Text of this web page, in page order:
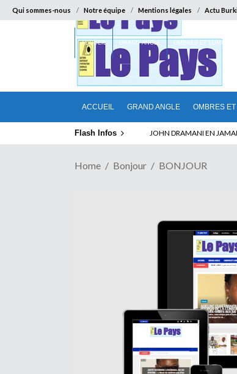
Qui sommes-nous Notre équipe Mentions légales Actu
ACCUEIL GRAND ANGLE OMBRES
ACCUEIL GRAND ANGLE OMBRES ET LUMIÈRES
Flash Infos ELECTION DE TALON A
Home Bonjour BONJOUR